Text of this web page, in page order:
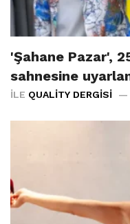
'Şahane Pazar',
sahnesine
İLE QUALITY DERGISI